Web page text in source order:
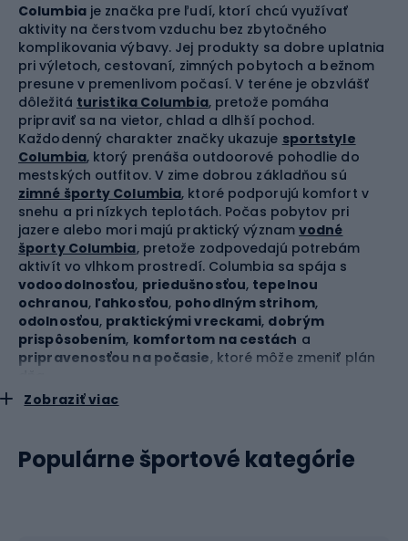
Columbiaje značka pre ľudí, ktorí chcú využívať
aktivity na čerstvom vzduchu bez zbytočného
komplikovania výbavy. Jej produkty sa dobre uplatnia
pri výletoch, cestovaní, zimných pobytoch a bežnom
presune v premenlivom počasí. V teréne je obzvlášť
dôležitá turistika Columbia, pretože pomáha
pripraviť sa na vietor, chlad a dlhší pochod.
Každodenný charakter značky ukazuje sportstyle
Columbia, ktorý prenáša outdoorové pohodlie do
mestských outfitov. V zime dobrou základňou sú
zimné športy Columbia, ktoré podporujú komfort v
snehu a pri nízkych teplotách. Počas pobytov pri
jazere alebo mori majú praktický významvodné
športy Columbia, pretože zodpovedajú potrebám
aktivít vo vlhkom prostredí. Columbia sa spája s
vodoodolnosťou, priedušnosťou, tepelnou
ochranou, ľahkosťou, pohodlným strihom,
odolnosťou, praktickými vreckami, dobrým
prispôsobením, komfortom na cestách a
pripravenosťou na počasie, ktoré môže zmeniť plán
Turistika Columbia pre ľudí, ktorí radi
Turistika Columbiaodpovedá potrebám ľudí, ktorí
Zobraziť viac
Populárne športové kategórie